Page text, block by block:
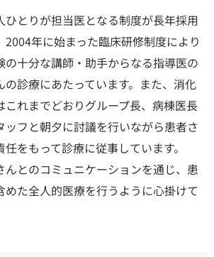
ひとりが担当医となる制度が長年採用
2004年に始まった臨床研修制度により
の十分な講師・助手からなる指導医の
の診療にあたっています。また、消化
これまでどおりグループ長、病棟医長
ッフと朝夕に討議を行いながら患者さ
をもって診療に従事しています。
んとのコミュニケーションを通じ、患
た全人的医療を行うように心掛けて